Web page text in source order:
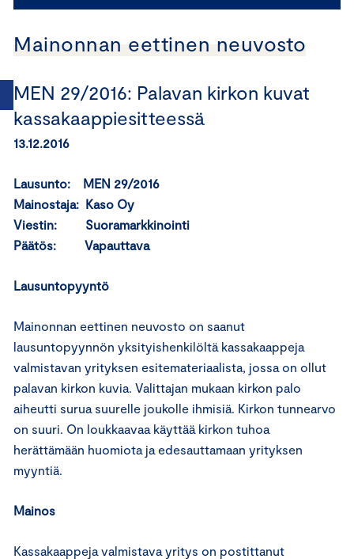
Mainonnan eettinen neuvosto
MEN 29/2016: Palavan kirkon kuvat
kassakaappiesitteessä
13.12.2016
Lausunto: MEN 29/2016
Mainostaja: Kaso Oy
Viestin: Suoramarkkinointi
Päätös: Vapauttava
Lausuntopyyntö
Mainonnan eettinen neuvosto on saanut
lausuntopyynnön yksityishenkilöltä kassakaappeja
valmistavan yrityksen esitemateriaalista, jossa on ollut
palavan kirkon kuvia. Valittajan mukaan kirkon palo
aiheutti surua suurelle joukolle ihmisiä. Kirkon tunnearvo
on suuri. On loukkaavaa käyttää kirkon tuhoa
herättämään huomiota ja edesauttamaan yrityksen
myyntiä.
Mainos
Kassakaappeja valmistava yritys on postittanut